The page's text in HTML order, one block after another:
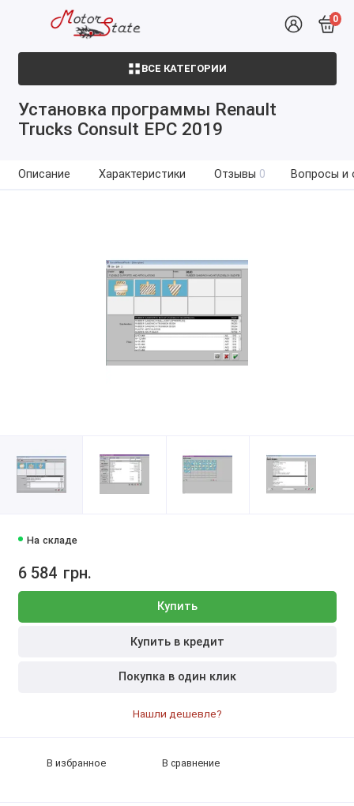
0
ВСЕ КАТЕГОРИИ
Установка программы Renault
Trucks Consult EPC 2019
Описание Характеристики Отзывы 0 Вопросы и
На складе
6 584 грн.
Купить
Купить в кредит
Покупка в один клик
Нашли дешевле?
В избранное В сравнение